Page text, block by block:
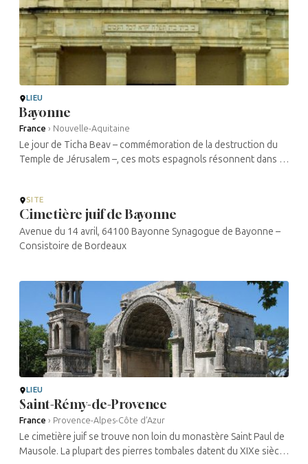
LIEU
Bayonne
France › Nouvelle-Aquitaine
Le jour de Ticha Beav – commémoration de la destruction du
Temple de Jérusalem –, ces mots espagnols résonnent dans la
SITE
Cimetière juif de Bayonne
Avenue du 14 avril, 64100 Bayonne Synagogue de Bayonne –
Consistoire de Bordeaux
LIEU
Saint-Rémy-de-Provence
France › Provence-Alpes-Côte d’Azur
Le cimetière juif se trouve non loin du monastère Saint Paul de
Mausole. La plupart des pierres tombales datent du XIXe siècle,